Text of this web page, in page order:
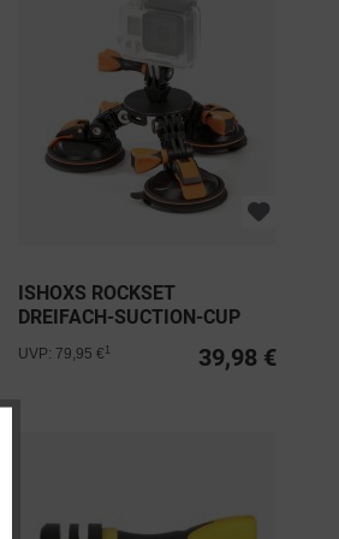
ISHOXS ROCKSET
DREIFACH-SUCTION-CUP
39,98 €
UVP: 79,95 €